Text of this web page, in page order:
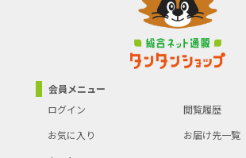
会員メニュー
ログイン
閲覧履歴
お気に入り
お届け先一覧